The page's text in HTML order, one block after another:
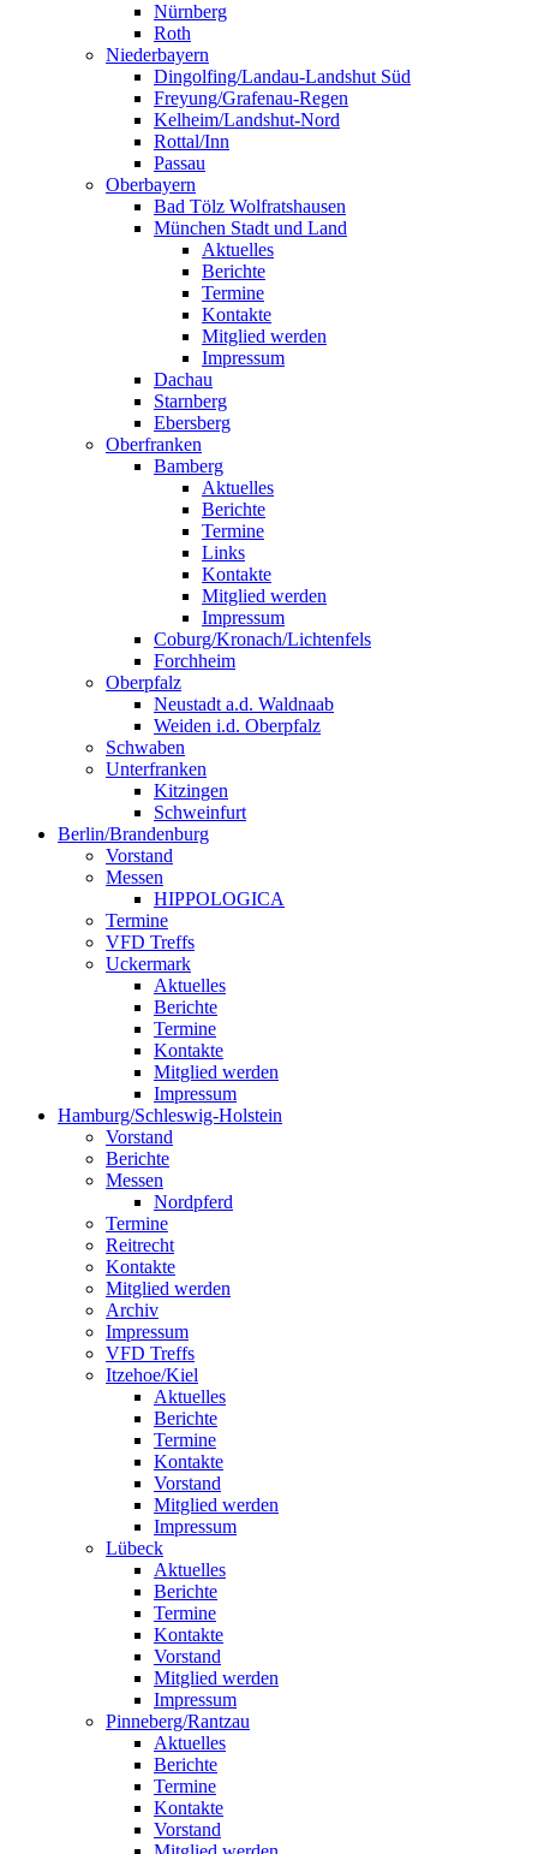
Nürnberg
Roth
Niederbayern
Dingolfing/Landau-Landshut Süd
Freyung/Grafenau-Regen
Kelheim/Landshut-Nord
Rottal/Inn
Passau
Oberbayern
Bad Tölz Wolfratshausen
München Stadt und Land
Aktuelles
Berichte
Termine
Kontakte
Mitglied werden
Impressum
Dachau
Starnberg
Ebersberg
Oberfranken
Bamberg
Aktuelles
Berichte
Termine
Links
Kontakte
Mitglied werden
Impressum
Coburg/Kronach/Lichtenfels
Forchheim
Oberpfalz
Neustadt a.d. Waldnaab
Weiden i.d. Oberpfalz
Schwaben
Unterfranken
Kitzingen
Schweinfurt
Berlin/Brandenburg
Vorstand
Messen
HIPPOLOGICA
Termine
VFD Treffs
Uckermark
Aktuelles
Berichte
Termine
Kontakte
Mitglied werden
Impressum
Hamburg/Schleswig-Holstein
Vorstand
Berichte
Messen
Nordpferd
Termine
Reitrecht
Kontakte
Mitglied werden
Archiv
Impressum
VFD Treffs
Itzehoe/Kiel
Aktuelles
Berichte
Termine
Kontakte
Vorstand
Mitglied werden
Impressum
Lübeck
Aktuelles
Berichte
Termine
Kontakte
Vorstand
Mitglied werden
Impressum
Pinneberg/Rantzau
Aktuelles
Berichte
Termine
Kontakte
Vorstand